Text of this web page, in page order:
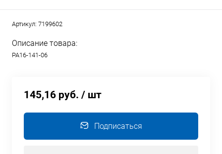
Артикул: 7199602
Описание товара:
РА16-141-06
145,16 руб. / шт
Подписаться